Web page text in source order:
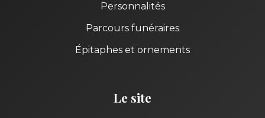
Personnalités
Parcours funéraires
Épitaphes et ornements
Le site